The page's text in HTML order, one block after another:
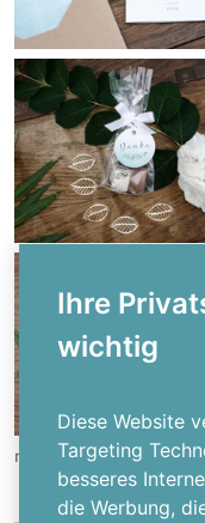
Ihre
wichtig
Diese Website
Targeting
besseres
die Werbung,
null